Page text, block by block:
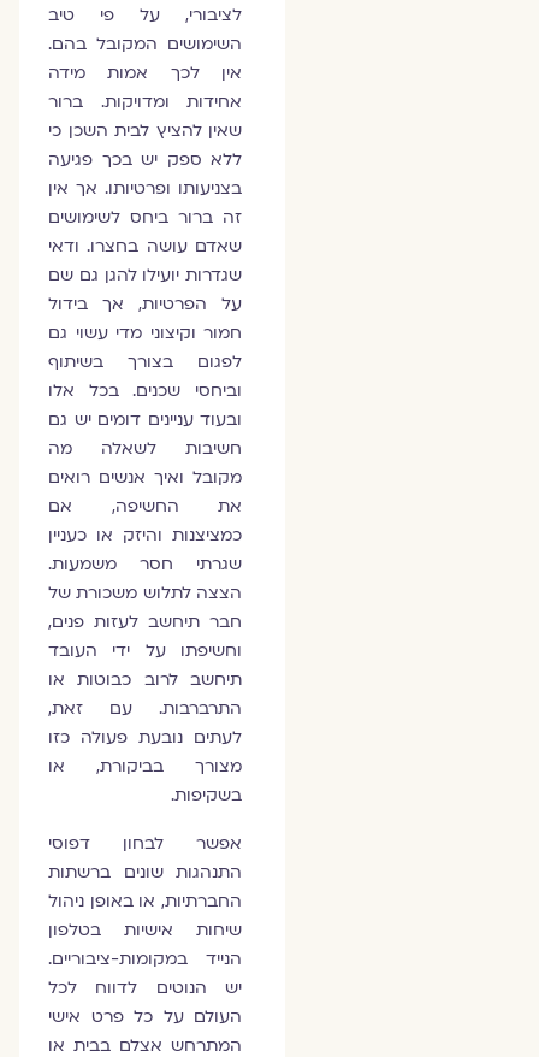
לציבורי, על פי טיב
השימושים המקובל בהם.
אין לכך אמות מידה
אחידות ומדויקות. ברור
שאין להציץ לבית השכן כי
ללא ספק יש בכך פגיעה
בצניעותו ופרטיותו. אך אין
זה ברור ביחס לשימושים
שאדם עושה בחצרו. ודאי
שגדרות יועילו להגן גם שם
על הפרטיות, אך בידול
חמור וקיצוני מדי עשוי גם
לפגום בצורך בשיתוף
וביחסי שכנים. בכל אלו
ובעוד עניינים דומים יש גם
חשיבות לשאלה מה
מקובל ואיך אנשים רואים
את החשיפה, אם
כמציצנות והיזק או כעניין
שגרתי חסר משמעות.
הצצה לתלוש משכורת של
חבר תיחשב לעזות פנים,
וחשיפתו על ידי העובד
תיחשב לרוב כבוטות או
התרברבות. עם זאת,
לעתים נובעת פעולה כזו
מצורך בביקורת, או
בשקיפות.
אפשר לבחון דפוסי
התנהגות שונים ברשתות
החברתיות, או באופן ניהול
שיחות אישיות בטלפון
הנייד במקומות-ציבוריים.
יש הנוטים לדווח לכל
העולם על כל פרט אישי
המתרחש אצלם בבית או